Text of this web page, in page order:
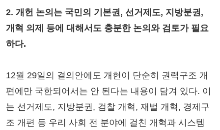
2. 개헌 논의는 국민의 기본권, 선거제도, 지방분권,
개혁 의제 등에 대해서도 충분한 논의와 검토가 필요
하다.
12월 29일의 결의안에도 개헌이 단순히 권력구조 개
편에만 국한되어서는 안 된다는 내용이 담겨 있다. 이
는 선거제도, 지방분권, 검찰 개혁, 재벌 개혁, 경제구
조 개편 등 우리 사회 전 분야에 걸친 개혁과 시스템